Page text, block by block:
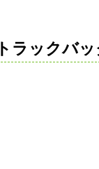
ラックバ